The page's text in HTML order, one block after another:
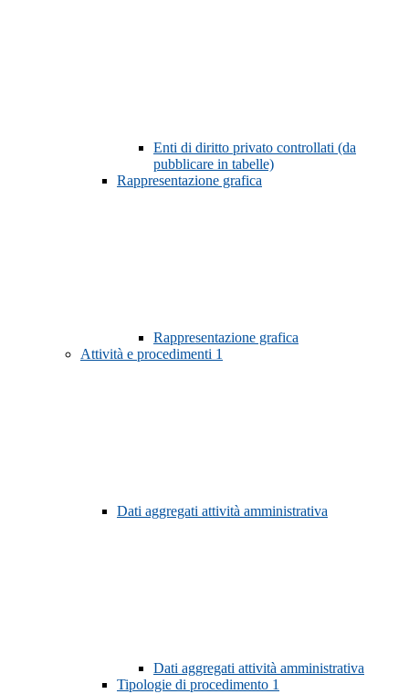
Enti di diritto privato controllati (da
pubblicare in tabelle)
Rappresentazione grafica
Rappresentazione grafica
Attività e procedimenti 1
Dati aggregati attività amministrativa
Dati aggregati attività amministrativa
Tipologie di procedimento 1